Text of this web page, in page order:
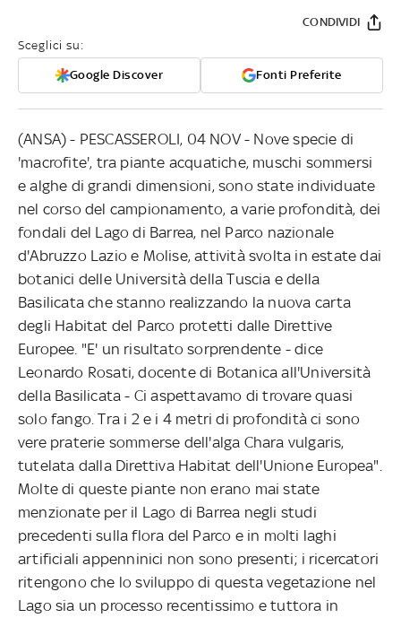
Sceglici su:
Google Discover Fonti Preferite
CONDIVIDI
(ANSA) - PESCASSEROLI, 04 NOV - Nove specie di
'macrofite', tra piante acquatiche, muschi sommersi
e alghe di grandi dimensioni, sono state individuate
nel corso del campionamento, a varie profondità, dei
fondali del Lago di Barrea, nel Parco nazionale
d'Abruzzo Lazio e Molise, attività svolta in estate dai
botanici delle Università della Tuscia e della
Basilicata che stanno realizzando la nuova carta
degli Habitat del Parco protetti dalle Direttive
Europee. "E' un risultato sorprendente - dice
Leonardo Rosati, docente di Botanica all'Università
della Basilicata - Ci aspettavamo di trovare quasi
solo fango. Tra i 2 e i 4 metri di profondità ci sono
vere praterie sommerse dell'alga Chara vulgaris,
tutelata dalla Direttiva Habitat dell'Unione Europea".
Molte di queste piante non erano mai state
menzionate per il Lago di Barrea negli studi
precedenti sulla flora del Parco e in molti laghi
artificiali appenninici non sono presenti; i ricercatori
ritengono che lo sviluppo di questa vegetazione nel
Lago sia un processo recentissimo e tuttora in